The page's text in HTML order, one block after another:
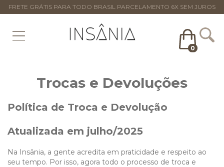
FRETE GRÁTIS PARA TODO BRASIL PARCELAMENTO 6X SEM JUROS
0
Trocas e Devoluções
Política de Troca e Devolução
Atualizada em julho/2025
Na Insânia, a gente acredita em praticidade e respeito ao
seu tempo. Por isso, agora todo o processo de troca e